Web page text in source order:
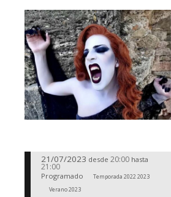
21/07/2023 desde 20:00 hasta
21:00
Programado
Temporada 2022 2023
Verano 2023